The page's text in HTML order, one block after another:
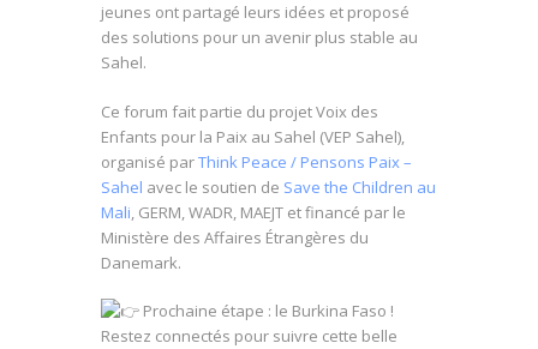
jeunes ont partagé leurs idées et proposé
des solutions pour un avenir plus stable au
Sahel.
Ce forum fait partie du projet Voix des
Enfants pour la Paix au Sahel (VEP Sahel),
organisé parThink Peace / Pensons Paix –
Sahel avec le soutien de Save the Children au
Mali , GERM, WADR, MAEJT et financé par le
Ministère des Affaires Étrangères du
Danemark.
Prochaine étape : le Burkina Faso !
Restez connectés pour suivre cette belle